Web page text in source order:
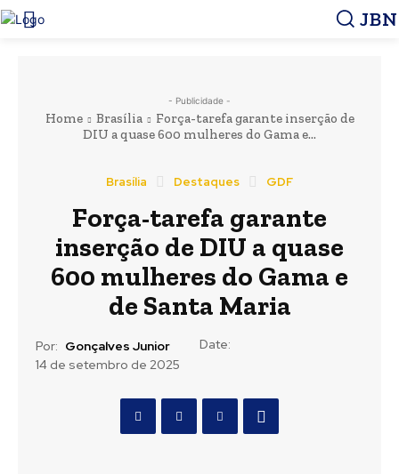
JBN
- Publicidade -
Home Brasília
Força-tarefa garante inserção de
DIU a quase 600 mulheres do Gama e...
Brasília Destaques GDF
Força-tarefa garante
inserção de DIU a quase
600 mulheres do Gama e
de Santa Maria
Por: Gonçalves Junior
Date:
14 de setembro de 2025